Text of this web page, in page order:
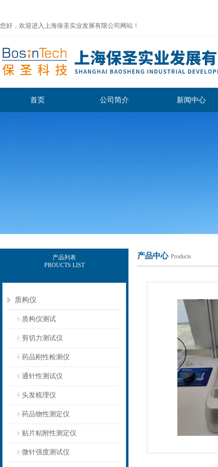
您好，欢迎进入上海保圣实业发展有限公司网站！
首页 公司简介 新闻中心
产品列表
PROUCTS LIST
质构仪
质构仪测试
剪切力测试仪
药品刚性检测仪
通针性测试仪
头发梳理仪
药品物性测定仪
贴片粘附性测定仪
微针强度测试仪
产品中心 Products